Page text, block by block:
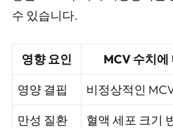
수 있습니다.
영향 요인 MCV 수치에
영양 결핍 비정상적인
만성 질환 혈액 세포 크기